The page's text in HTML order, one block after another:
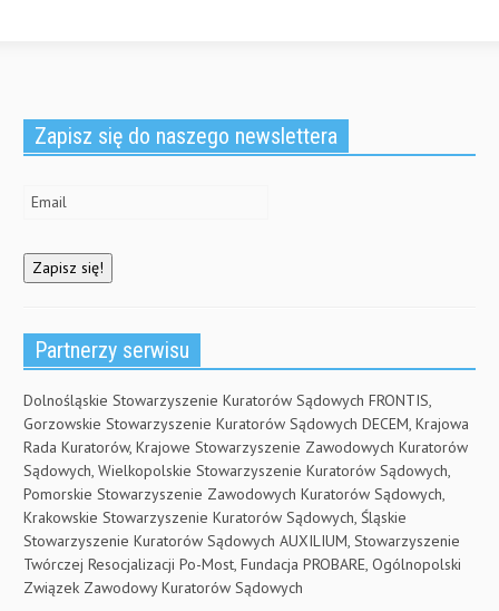
Zapisz się do naszego newslettera
Partnerzy serwisu
Dolnośląskie Stowarzyszenie Kuratorów Sądowych FRONTIS,
Gorzowskie Stowarzyszenie Kuratorów Sądowych DECEM, Krajowa
Rada Kuratorów, Krajowe Stowarzyszenie Zawodowych Kuratorów
Sądowych, Wielkopolskie Stowarzyszenie Kuratorów Sądowych,
Pomorskie Stowarzyszenie Zawodowych Kuratorów Sądowych,
Krakowskie Stowarzyszenie Kuratorów Sądowych, Śląskie
Stowarzyszenie Kuratorów Sądowych AUXILIUM, Stowarzyszenie
Twórczej Resocjalizacji Po-Most, Fundacja PROBARE, Ogólnopolski
Związek Zawodowy Kuratorów Sądowych